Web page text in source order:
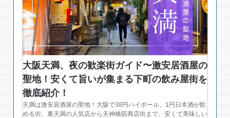
大阪天満、夜の歓楽街ガイド〜激安居酒屋の
聖地！安くて旨いが集まる下町の飲み屋街を
徹底紹介！
天満は激安居酒屋の聖地！大阪で38円ハイボール、1円日本酒が飲
める街。裏天満の人気店から天神橋筋商店街まで、安くて美味しい